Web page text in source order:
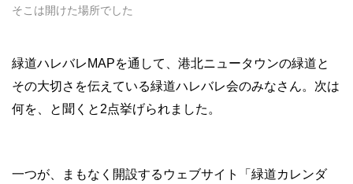
そこは開けた場所でした
緑道ハレバレMAPを通して、港北ニュータウンの緑道と
その大切さを伝えている緑道ハレバレ会のみなさん。次は
何を、と聞くと2点挙げられました。
一つが、まもなく開設するウェブサイト「緑道カレンダ